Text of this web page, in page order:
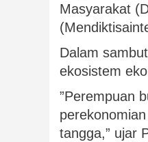
Masyarakat
Dalam
ekosistem
”Perempuan
tangga,” ujar